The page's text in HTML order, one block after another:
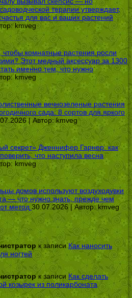
терапии утверждает,
для вас и ваших растений
kmveg
чтобы комнатные растения росли
Этот медный аксессуар за 1300
именно тем, что нужно
kmveg
вечнозеленые растения
сада: 8 сортов для яркого
| Автор:kmveg
секрет» Дженнифер Гарнер: как
что наступила весна
kmveg
домов используют воздуходувки
— что нужно знать, прежде чем
метод 30.07.2026 | Автор:kmveg
к записиКак наносить
ногтей
к записи Как сделать
козырек из поликарбоната